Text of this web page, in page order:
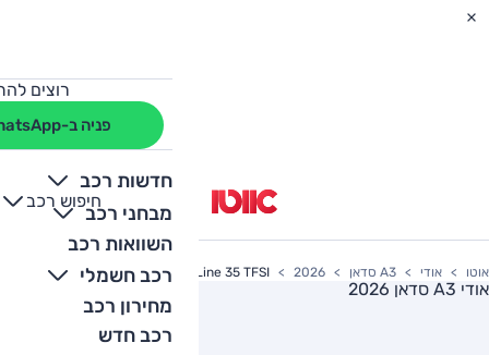
רוצים
פניה ב-WhatsApp
חדשות רכב
מבחני רכב
השוואות רכב
רכב חשמלי
מחירון רכב
רכב חדש
חיפוש רכב
+
-
אוטו אודי A3 סדאן 2026 A3 S-Line 35 TFSI סדאן, 1.5 ל' טורבו, Luxury
אודי A3 סדאן 2026